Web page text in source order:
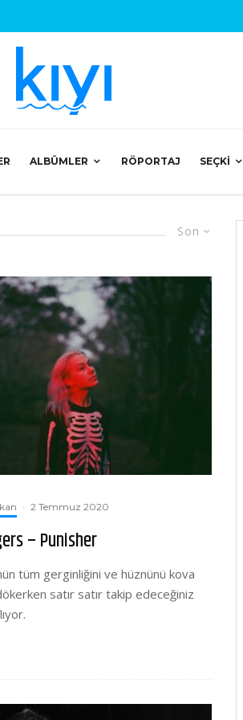
ALBÜMLER RÖPORTAJ SEÇKI
Son
· 2 Temmuz 2020
– Punisher
tüm gerginliğini ve hüznünü kova
satır satır takip edeceğiniz